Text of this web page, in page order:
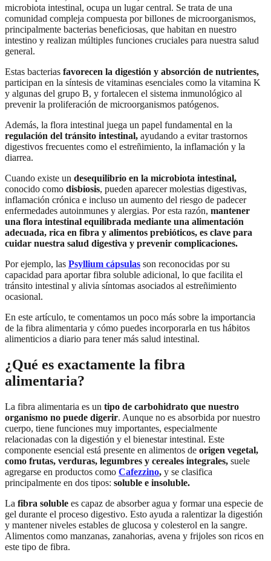
microbiota intestinal, ocupa un lugar central. Se trata de una
comunidad compleja compuesta por billones de microorganismos,
principalmente bacterias beneficiosas, que habitan en nuestro
intestino y realizan múltiples funciones cruciales para nuestra salud
general.
Estas bacterias favorecen la digestión y absorción de nutrientes,
participan en la síntesis de vitaminas esenciales como la vitamina K
y algunas del grupo B, y fortalecen el sistema inmunológico al
prevenir la proliferación de microorganismos patógenos.
Además, la flora intestinal juega un papel fundamental en la
regulación del tránsito intestinal, ayudando a evitar trastornos
digestivos frecuentes como el estreñimiento, la inflamación y la
diarrea.
Cuando existe un desequilibrio en la microbiota intestinal,
conocido como disbiosis, pueden aparecer molestias digestivas,
inflamación crónica e incluso un aumento del riesgo de padecer
enfermedades autoinmunes y alergias. Por esta razón, mantener
una flora intestinal equilibrada mediante una alimentación
adecuada, rica en fibra y alimentos prebióticos, es clave para
cuidar nuestra salud digestiva y prevenir complicaciones.
Por ejemplo, las Psyllium cápsulas son reconocidas por su
capacidad para aportar fibra soluble adicional, lo que facilita el
tránsito intestinal y alivia síntomas asociados al estreñimiento
ocasional.
En este artículo, te comentamos un poco más sobre la importancia
de la fibra alimentaria y cómo puedes incorporarla en tus hábitos
alimenticios a diario para tener más salud intestinal.
¿Qué es exactamente la fibra
alimentaria?
La fibra alimentaria es un tipo de carbohidrato que nuestro
organismo no puede digerir. Aunque no es absorbida por nuestro
cuerpo, tiene funciones muy importantes, especialmente
relacionadas con la digestión y el bienestar intestinal. Este
componente esencial está presente en alimentos de origen vegetal,
como frutas, verduras, legumbres y cereales integrales, suele
agregarse en productos como Cafezzino, y se clasifica
principalmente en dos tipos: soluble e insoluble.
La fibra soluble es capaz de absorber agua y formar una especie de
gel durante el proceso digestivo. Esto ayuda a ralentizar la digestión
y mantener niveles estables de glucosa y colesterol en la sangre.
Alimentos como manzanas, zanahorias, avena y frijoles son ricos en
este tipo de fibra.